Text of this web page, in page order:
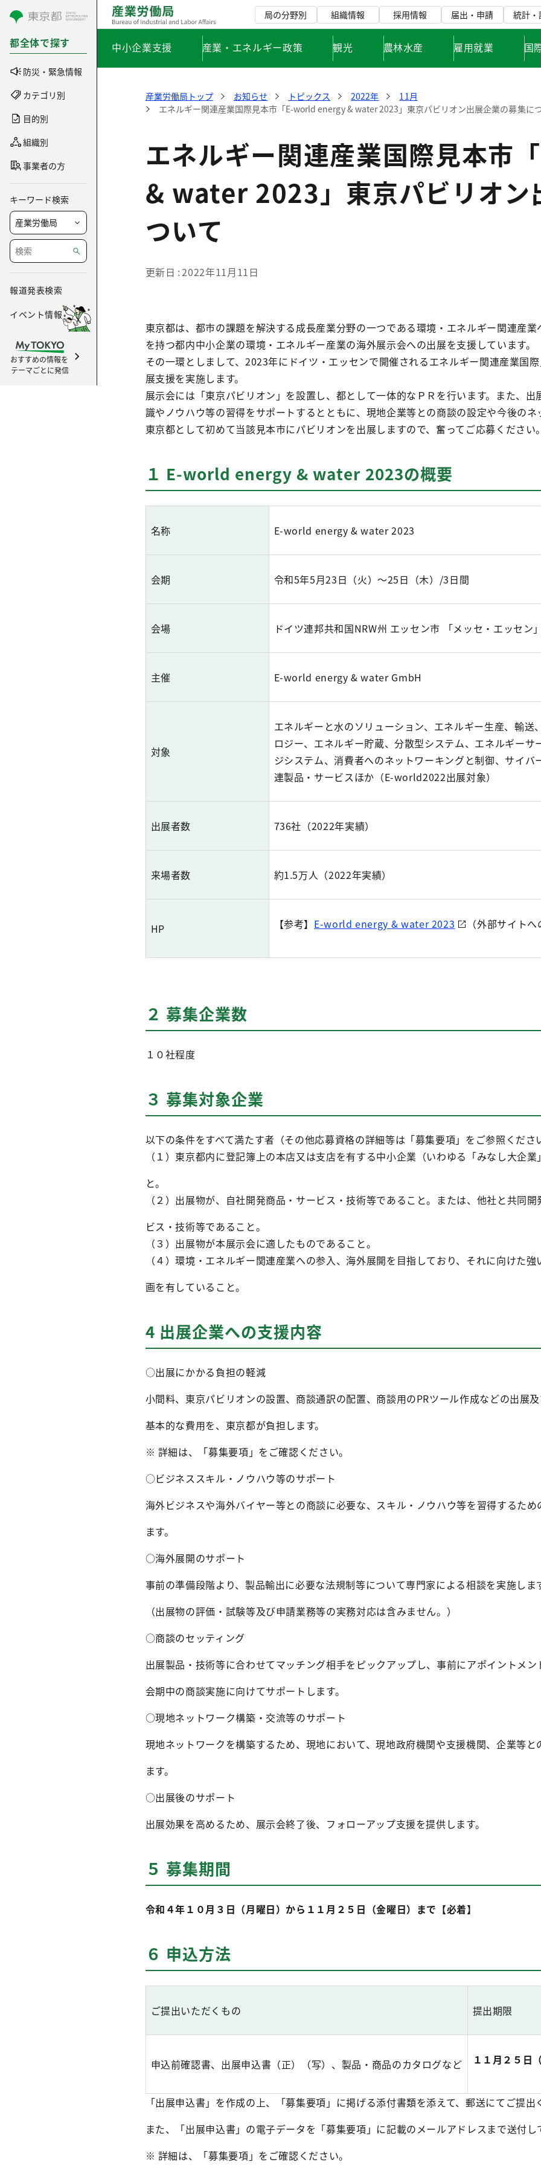
コンテンツにスキップ
都全体で探す
防災・緊急情報
カテゴリ別
目的別
組織別
事業者の方
キーワード検索
報道発表検索
イベント情報
おすすめの情報を
テーマごとに発信
局の分野別 組織情報 採用情報 届出・申請 統計・
中小企業支援 産業・エネルギー政策 観光 農林水産 雇用就業 国
産業労働局トップ お知らせ トピックス 2022年
11月
エネルギー関連産業国際見本市「E-world energy & water 2023」東京パビリオン出展企業の募集に
エネルギー関連産業国際見本
& water 2023」東京パビリオン
ついて
更新日 2022年11月11日
東京都は、都市の課題を解決する成長産業分野の一つである環境・エネルギー関連産
を持つ都内中小企業の環境・エネルギー産業の海外展示会への出展を支援しています。
その一環としまして、2023年にドイツ・エッセンで開催されるエネルギー関連産業
展支援を実施します。
展示会には「東京パビリオン」を設置し、都として一体的なＰＲを行います。また、
識やノウハウ等の習得をサポートするとともに、現地企業等との商談の設定や今後のネ
東京都として初めて当該見本市にパビリオンを出展しますので、奮ってご応募ください。
１ E-world energy & water 2023の概要
名称 E-world energy & water 2023
会期 令和5年5月23日（火）～25日（木）/3日間
会場 ドイツ連邦共和国NRW州 エッセン市 「メッセ・エッセン」
主催 E-world energy & water GmbH
対象
エネルギーと水のソリューション、エネルギー生産、輸
ロジー、エネルギー貯蔵、分散型システム、エネルギー
ジシステム、消費者へのネットワーキングと制御、サイ
連製品・サービスほか（E-world2022出展対象）
出展者数 736社（2022年実績）
来場者数 約1.5万人（2022年実績）
HP 【参考】 E-world energy & water 2023 （外部サイトへ
２ 募集企業数
１０社程度
３ 募集対象企業
以下の条件をすべて満たす者（その他応募資格の詳細等は「募集要項」をご参照くださ
（１）東京都内に登記簿上の本店又は支店を有する中小企業（いわゆる「みなし大企
と。
（２）出展物が、自社開発商品・サービス・技術等であること。または、他社と共同
ビス・技術等であること。
（３）出展物が本展示会に適したものであること。
（４）環境・エネルギー関連産業への参入、海外展開を目指しており、それに向けた
画を有していること。
4 出展企業への支援内容
○出展にかかる負担の軽減
小間料、東京パビリオンの設置、商談通訳の配置、商談用のPRツール作成などの出展
基本的な費用を、東京都が負担します。
※ 詳細は、「募集要項」をご確認ください。
○ビジネススキル・ノウハウ等のサポート
海外ビジネスや海外バイヤー等との商談に必要な、スキル・ノウハウ等を習得するた
ます。
○海外展開のサポート
事前の準備段階より、製品輸出に必要な法規制等について専門家による相談を実施しま
（出展物の評価・試験等及び申請業務等の実務対応は含みません。）
○商談のセッティング
出展製品・技術等に合わせてマッチング相手をピックアップし、事前にアポイントメン
会期中の商談実施に向けてサポートします。
○現地ネットワーク構築・交流等のサポート
現地ネットワークを構築するため、現地において、現地政府機関や支援機関、企業等と
ます。
○出展後のサポート
出展効果を高めるため、展示会終了後、フォローアップ支援を提供します。
５ 募集期間
令和４年１０月３日（月曜日）から１１月２５日（金曜日）まで【必着】
６ 申込方法
ご提出いただくもの 提出期限
申込前確認書、 出展申込書（正）（写）、製品・商品のカタログなど １１月２５日
「出展申込書」を作成の上、「募集要項」に掲げる添付書類を添えて、郵送にてご提出
また、「出展申込書」の電子データを「募集要項」に記載のメールアドレスまで送付し
※ 詳細は、「募集要項」をご確認ください。